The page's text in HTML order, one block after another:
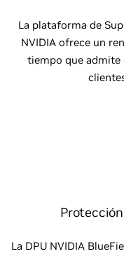
La plataforma de
NVIDIA ofrece un
tiempo que admite
La DPU NVIDIA